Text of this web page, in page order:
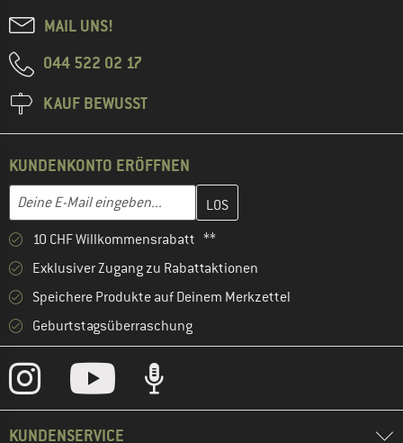
MAIL UNS!
044 522 02 17
KAUF BEWUSST
KUNDENKONTO ERÖFFNEN
E-Mail-Adresse
Gib hier deine E-Mail-Adresse ein und erstelle im nächsten
10 CHF Willkommensrabatt **
Exklusiver Zugang zu Rabattaktionen
Speichere Produkte auf Deinem Merkzettel
Geburtstagsüberraschung
KUNDENSERVICE